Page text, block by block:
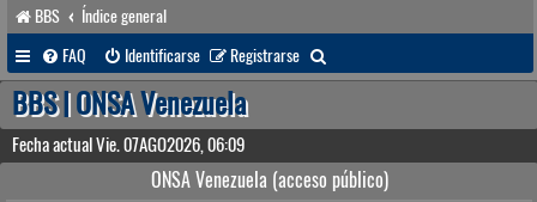
BBS
Índice general
FAQ
Identificarse Registrarse
u
a
BBS | ONSA Venezuela
Fecha actual Vie. 07AGO2026, 06:09
ONSA Venezuela (acceso público)